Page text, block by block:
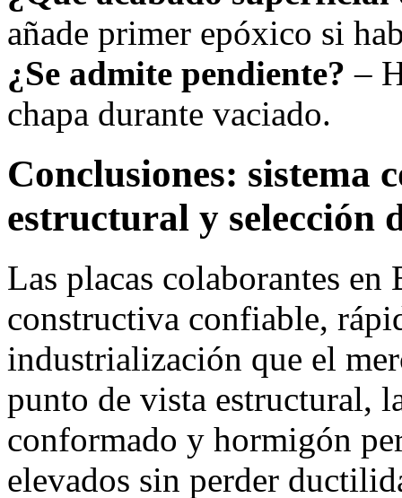
añade primer epóxico si
¿Se admite pendiente? –
chapa durante vaciado.
Conclusiones: sistema
estructural y selección
Las placas colaborantes
constructiva confiable,
industrialización que el
punto de vista estructural,
conformado y hormigón
elevados sin perder